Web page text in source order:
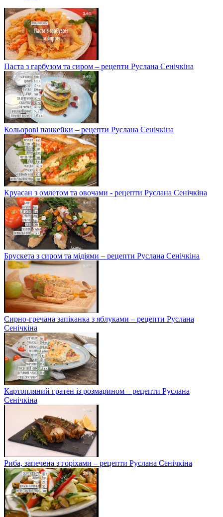
Паста з гарбузом та сиром – рецепти Руслана Сенічкіна
Кольорові панкейки – рецепти Руслана Сенічкіна
Круасан з омлетом та овочами - рецепти Руслана Сенічкіна
Брускета з сиром та мідіями – рецепти Руслана Сенічкіна
Сирно-гречана запіканка з яблуками – рецепти Руслана
Сенічкіна
Картопляний гратен із розмарином – рецепти Руслана
Сенічкіна
Риба, запечена з горіхами – рецепти Руслана Сенічкіна